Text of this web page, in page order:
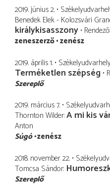
2019. június 2.
Benedek Elek - Kolozsvári
királykisasszony Rendező
zeneszerző zenész
2019. április 1.
Terméketlen szépség
Szereplő
2019. március 7.
Thornton Wilder A mi kis
Anton
Súgó zenész
2018. november 22.
Tomcsa Sándor
Szereplő